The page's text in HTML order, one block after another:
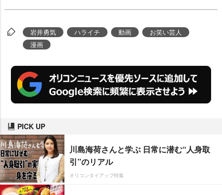
井勇気 ハライチ 動画
お笑い芸人
漫画
PICK UP
川島海荷さんと学ぶ 日常に潜む“人身取
引”のリアル
オリコンタイアップ特集